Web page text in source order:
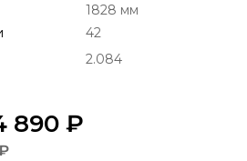
1828 мм
42
2.084
890 ₽